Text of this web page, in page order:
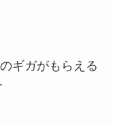
ギガがもらえる